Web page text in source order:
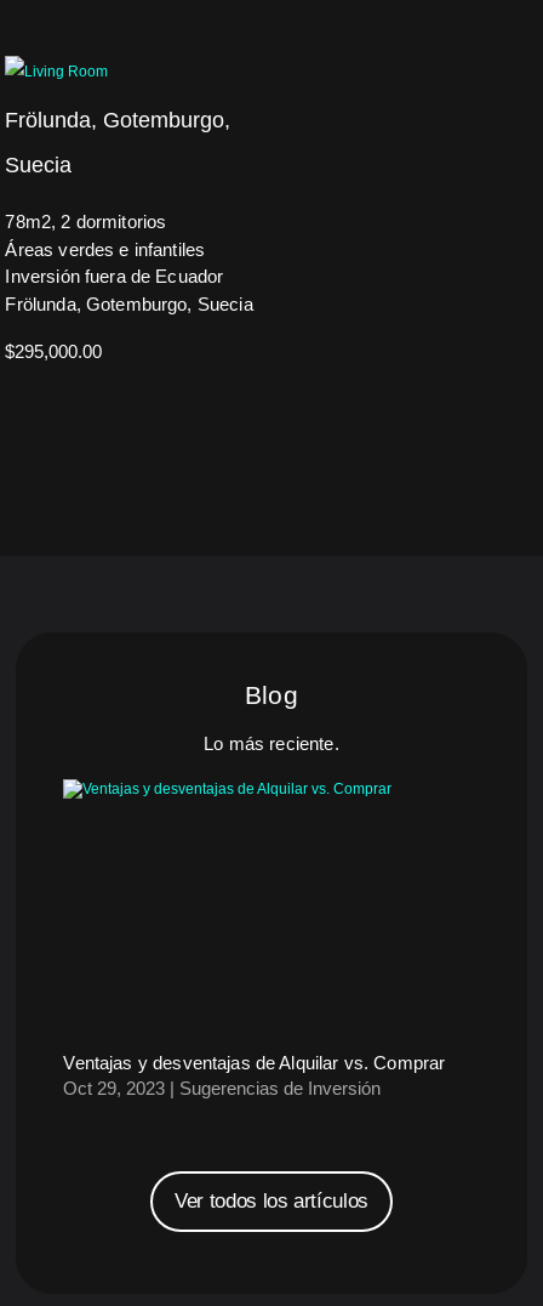
Frölunda, Gotemburgo,
Suecia
78m2, 2 dormitorios
Áreas verdes e infantiles
Inversión fuera de Ecuador
Frölunda, Gotemburgo, Suecia
$295,000.00
Blog
Lo más reciente.
Ventajas y desventajas de Alquilar vs. Comprar
Oct 29, 2023 | Sugerencias de Inversión
Ver todos los artículos